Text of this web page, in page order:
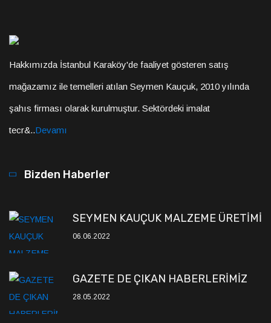
Hakkımızda İstanbul Karaköy'de faaliyet gösteren satış
mağazamız ile temelleri atılan Seymen Kauçuk, 2010 yılında
şahıs firması olarak kurulmuştur. Sektördeki imalat
tecr&..Devamı
Bizden Haberler
SEYMEN KAUÇUK MALZEME ÜRETİMİ
06.06.2022
GAZETE DE ÇIKAN HABERLERİMİZ
28.05.2022